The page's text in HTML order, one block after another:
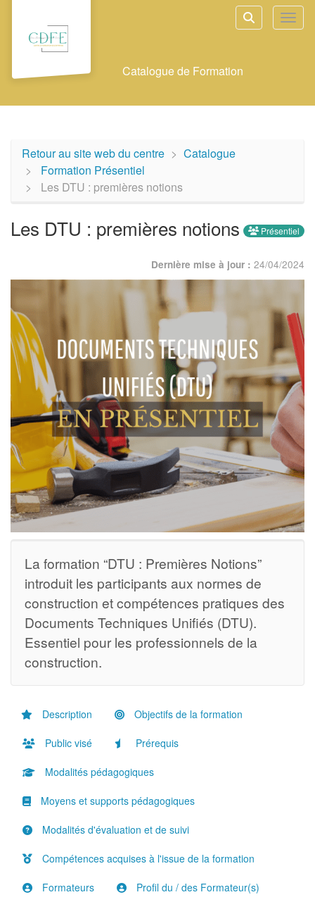
Rechercher
Catalogue de Formation
Retour au site web du centre
Catalogue
Formation Présentiel
Les DTU : premières notions
Les DTU : premières notions Présentiel
Dernière mise à jour : 24/04/2024
La formation “DTU : Premières Notions”
introduit les participants aux normes de
construction et compétences pratiques des
Documents Techniques Unifiés (DTU).
Essentiel pour les professionnels de la
construction.
Description Objectifs de la formation
Public visé Prérequis
Modalités pédagogiques
Moyens et supports pédagogiques
Modalités d'évaluation et de suivi
Compétences acquises à l'issue de la formation
Formateurs Profil du / des Formateur(s)